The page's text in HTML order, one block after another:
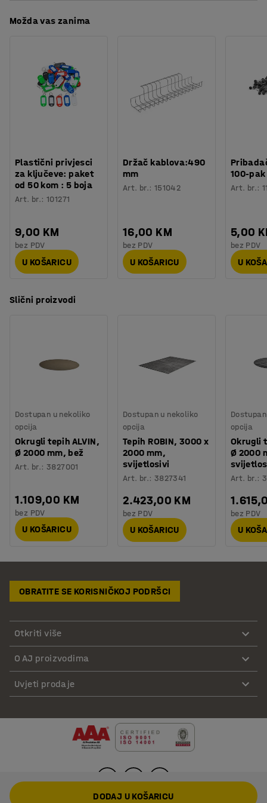
Tepih je trajno antistatičan. Na ovom tepihu ne
Materijal: Sisal
Potreban broj osoba
Procjena vremena
: 23 kg
Možda vas zanima
Plastični privjesci
za ključeve: paket
od 50 kom : 5 boja
Art. br.:101271
9,00 KM
bez PDV
U KOŠARICU
Držač kablova:490
mm
Art. br.: 151042
16,00 KM
bez PDV
U KOŠARICU
100-pak
Art. br.:
5,00
bez PDV
U
Slični proizvodi
Dostupan u nekoliko
opcija
Okrugli tepih ALVIN,
Ø 2000 mm, bež
Art. br.:3827001
1.109,00 KM
bez PDV
U KOŠARICU
Dostupan u nekoliko
opcija
Tepih ROBIN, 3000 x
2000 mm,
svijetlosivi
Art. br.: 3827341
2.423,00 KM
bez PDV
U KOŠARICU
opcija
Okrugli
Ø 2000
Art. br.:
bez PDV
U
OBRATITE SE KORISNIČKOJ PODRŠCI
Otkriti više
O AJ proizvodima
Uvjeti prodaje
DODAJ U KOŠARICU